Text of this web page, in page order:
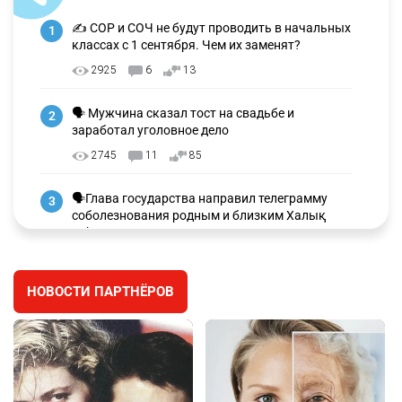
1
✍️ СОР и СОЧ не будут проводить в начальных
классах с 1 сентября. Чем их заменят?
2925 6 13
2
🗣 Мужчина сказал тост на свадьбе и
заработал уголовное дело
2745 11 85
3
🗣Глава государства направил телеграмму
соболезнования родным и близким Халық
қаһарманы Ивана Гапича
🇫🇷 Клуб ПСЖ объявил об открытии своей
футбольной академии в Астане
2623 2 39
5
🇺🇸🇯🇵 США и Япония провели совместную
НОВОСТИ ПАРТНЁРОВ